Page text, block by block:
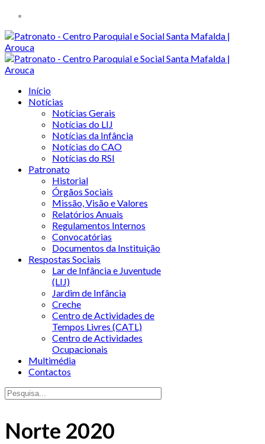
Início
Notícias
Notícias Gerais
Notícias do LIJ
Notícias da Infância
Notícias do CAO
Notícias do RSI
Patronato
Historial
Órgãos Sociais
Missão, Visão e Valores
Relatórios Anuais
Regulamentos Internos
Convocatórias
Documentos da Instituição
Respostas Sociais
Lar de Infância e Juventude
(LIJ)
Jardim de Infância
Creche
Centro de Actividades de
Tempos Livres (CATL)
Centro de Actividades
Ocupacionais
Multimédia
Contactos
Norte 2020